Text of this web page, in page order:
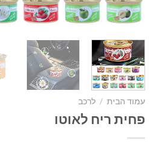
עמוד הבית / לרכב
פחית ריח לאוטו